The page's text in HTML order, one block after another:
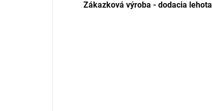
Zákazková výroba - dodacia lehota